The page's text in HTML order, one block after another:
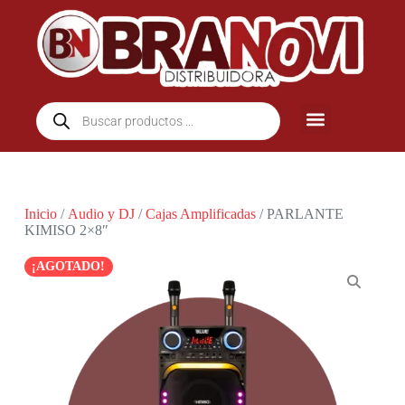
Inicio/ Audio y DJ/Cajas Amplificadas/ PARLANTE
KIMISO 2×8″
¡AGOTADO!